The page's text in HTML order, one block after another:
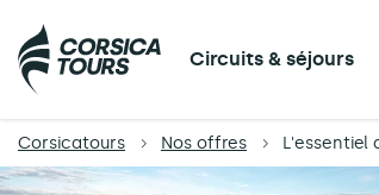
Circuits & séjours
Corsicatours Nos offres L'essentiel